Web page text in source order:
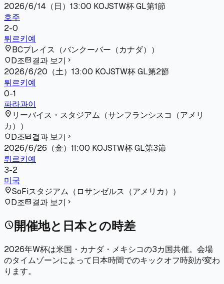
2026/6/14（日） 13:00 KOJSTW杯 GL第1節
호주
2-0
튀르키예
location_onBCプレイス （バンクーバー（カナダ） ）
shieldD조fact_check결과 보기 chevron_right
2026/6/20（土） 13:00 KOJSTW杯 GL第2節
튀르키예
0-1
파라과이
location_on リーバイス・スタジアム （サンフランシスコ（アメリ
カ） ）
shieldD조fact_check결과 보기 chevron_right
2026/6/26（金） 11:00 KOJSTW杯 GL第3節
튀르키예
3-2
미국
location_onSoFiスタジアム （ ロサンゼルス（アメリカ） ）
shieldD조fact_check결과 보기 chevron_right
schedule開催地と日本との時差
2026年W杯は米国・カナダ・メキシコの3カ国共催。会場
のタイムゾーンによって日本時間でのキックオフ時刻が変わ
ります。